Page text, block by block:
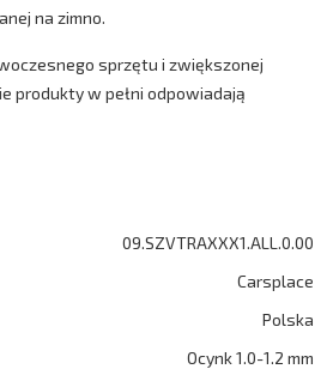
na zimno.
sprzętu i zwiększonej
produkty w pełni odpowiadają
09.SZVTRAXXX1.ALL.0.00
Carsplace
Polska
Ocynk 1.0-1.2 mm